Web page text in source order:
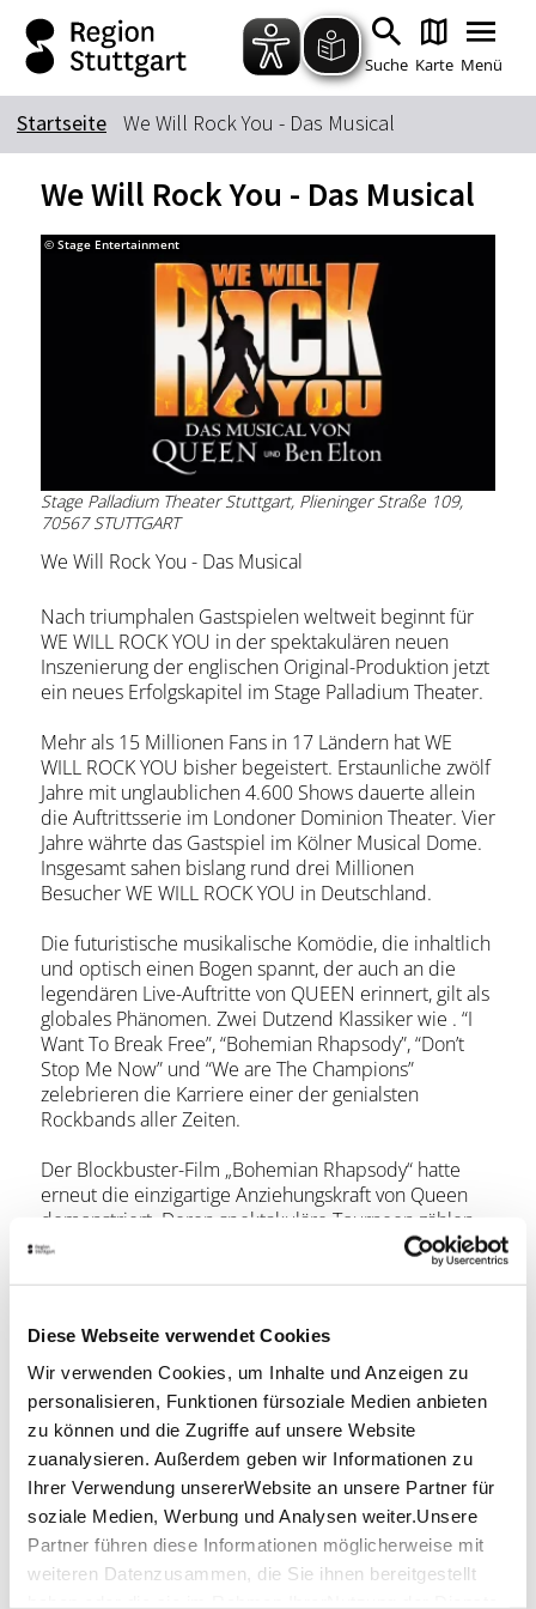
Diese Webseite verwendet Cookies
Wir verwenden Cookies, um Inhalte und Anzeigen zu
personalisieren, Funktionen fürsoziale Medien anbieten
zu können und die Zugriffe auf unsere Website
zuanalysieren. Außerdem geben wir Informationen zu
Ihrer Verwendung unsererWebsite an unsere Partner für
soziale Medien, Werbung und Analysen weiter.Unsere
Partner führen diese Informationen möglicherweise mit
weiteren Datenzusammen, die Sie ihnen bereitgestellt
Zum Hauptinhalt springen
Zur Suche springen
Zur Hauptnavigation
Zum Footer springen
Suche Karte Menü
Suchbegriff
Das könnte Sie interessieren
Stadtführungen
Tickets
Übernachtung
Essen & Trinken
Automobil
Feste & Highlights
Startseite We Will Rock You - Das Musical
We Will Rock You - Das Musical
© Stage Entertainment
Stage Palladium Theater Stuttgart, Plieninger Straße 109,
70567 STUTTGART
We Will Rock You - Das Musical
Nach triumphalen Gastspielen weltweit beginnt für
WE WILL ROCK YOU in der spektakulären neuen
Inszenierung der englischen Original-Produktion jetzt
ein neues Erfolgskapitel im Stage Palladium Theater.
Mehr als 15 Millionen Fans in 17 Ländern hat WE
WILL ROCK YOU bisher begeistert. Erstaunliche zwölf
Jahre mit unglaublichen 4.600 Shows dauerte allein
die Auftrittsserie im Londoner Dominion Theater. Vier
Jahre währte das Gastspiel im Kölner Musical Dome.
Insgesamt sahen bislang rund drei Millionen
Besucher WE WILL ROCK YOU in Deutschland.
Die futuristische musikalische Komödie, die inhaltlich
und optisch einen Bogen spannt, der auch an die
legendären Live-Auftritte von QUEEN erinnert, gilt als
globales Phänomen. Zwei Dutzend Klassiker wie . “I
Want To Break Free”, “Bohemian Rhapsody”, “Don’t
Stop Me Now” und “We are The Champions”
zelebrieren die Karriere einer der genialsten
Rockbands aller Zeiten.
Der Blockbuster-Film „Bohemian Rhapsody“ hatte
erneut die einzigartige Anziehungskraft von Queen
demonstriert. Deren spektakuläre Tourneen zählen
nach wie vor zu den größten Attraktionen der
während die Dialoge auf Deutsch geführt werden.
Lage & Kontakt
Stage Palladium Theater Stuttgart
Plieninger Straße 109
70567 STUTTGART
Telefon:+49 1806 570 070
Mail:info@eventim.de